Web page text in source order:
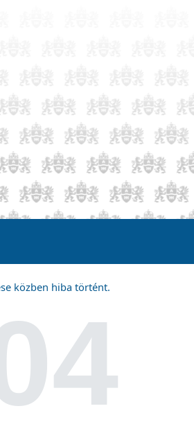
közben hiba történt.